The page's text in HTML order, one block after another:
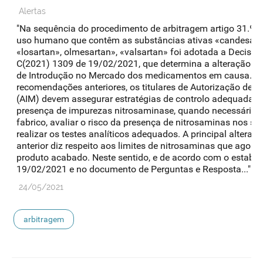
Alertas
"Na sequência do procedimento de arbitragem artigo 31.º
uso humano que contêm as substâncias ativas
«losartan», olmesartan», «valsartan» foi adotada a
C(2021) 1309 de 19/02/2021, que determina a alteração
de Introdução no Mercado dos medicamentos em causa.
recomendações anteriores, os titulares de Autorização de
(AIM) devem assegurar estratégias de controlo
presença de impurezas nitrosaminase, quando necessário,
fabrico, avaliar o risco da presença de nitrosaminas nos
realizar os testes analíticos adequados. A principal
anterior diz respeito aos limites de nitrosaminas que
produto acabado. Neste sentido, e de acordo com o
19/02/2021 e no documento de Perguntas e Resposta..."
24/05/2021
arbitragem